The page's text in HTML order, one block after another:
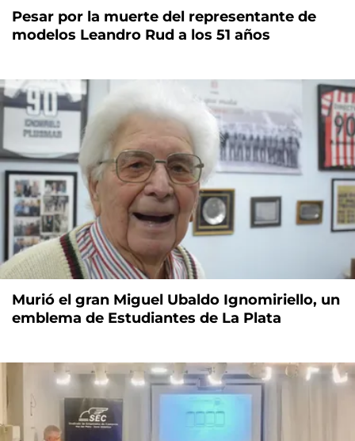
Pesar por la muerte del representante de
modelos Leandro Rud a los 51 años
Murió el gran Miguel Ubaldo Ignomiriello, un
emblema de Estudiantes de La Plata